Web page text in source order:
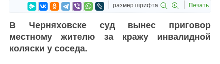
размер шрифта Печать
В Черняховске суд вынес приговор
местному жителю за кражу инвалидной
коляски у соседа.